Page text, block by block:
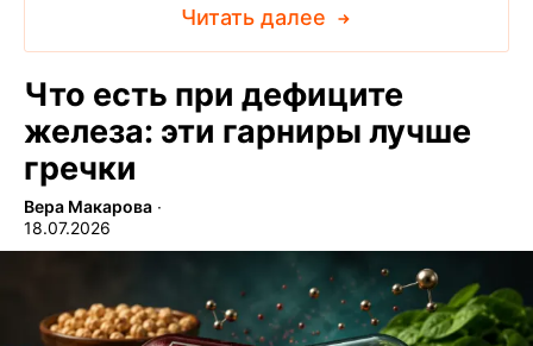
Читать далее
Что есть при дефиците
железа: эти гарниры лучше
гречки
Вера Макарова ∙
18.07.2026